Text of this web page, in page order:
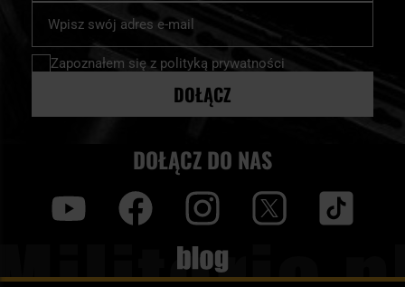
nasz
newsletter:
Zapoznałem się z polityką prywatności
DOŁĄCZ
DOŁĄCZ DO NAS
Blog